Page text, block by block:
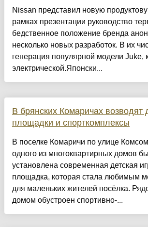
Nissan представил новую
рамках презентации руководство
бедственное положение бренда
несколько новых разработок. В их
генерация популярной модели Juke,
электрической.Японски...
В брянских Комаричах возводят
площадки и спорткомплексы
В поселке Комаричи по улице
одного из многоквартирных домов
установлена современная детская
площадка, которая стала любимым
для маленьких жителей посёлка.
домом обустроен спортивно-...